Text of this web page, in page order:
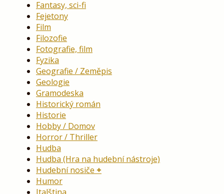
Fantasy, sci-fi
Fejetony
Film
Filozofie
Fotografie, film
Fyzika
Geografie / Zeměpis
Geologie
Gramodeska
Historický román
Historie
Hobby / Domov
Horror / Thriller
Hudba
Hudba (Hra na hudební nástroje)
Hudební nosiče
Humor